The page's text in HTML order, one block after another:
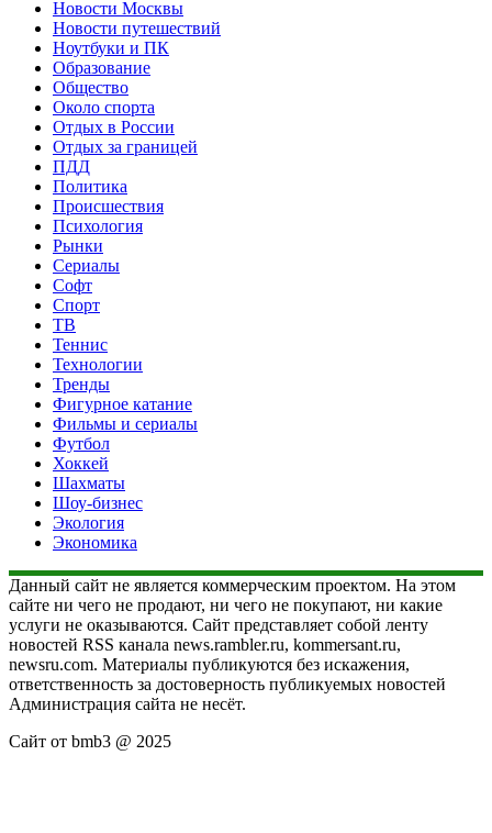
Новости Москвы
Новости путешествий
Ноутбуки и ПК
Образование
Общество
Около спорта
Отдых в России
Отдых за границей
ПДД
Политика
Происшествия
Психология
Рынки
Сериалы
Софт
Спорт
ТВ
Теннис
Технологии
Тренды
Фигурное катание
Фильмы и сериалы
Футбол
Хоккей
Шахматы
Шоу-бизнес
Экология
Экономика
Данный сайт не является коммерческим проектом. На этом
сайте ни чего не продают, ни чего не покупают, ни какие
услуги не оказываются. Сайт представляет собой ленту
новостей RSS канала news.rambler.ru, kommersant.ru,
newsru.com. Материалы публикуются без искажения,
ответственность за достоверность публикуемых новостей
Администрация сайта не несёт.
Сайт от bmb3 @ 2025